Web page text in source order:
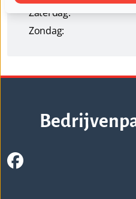
Zaterdag:
Zondag: